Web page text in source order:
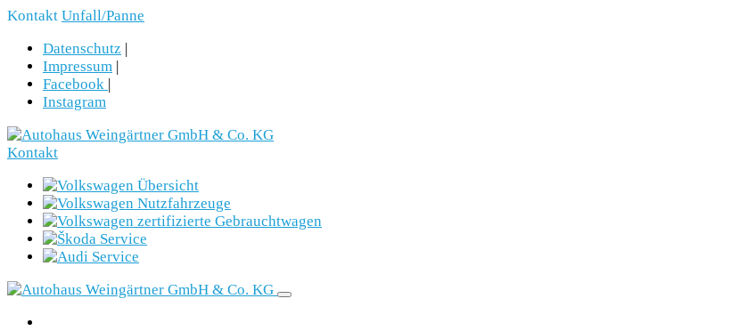
Kontakt Unfall/Panne
Datenschutz |
Impressum |
Facebook |
Instagram
Kontakt